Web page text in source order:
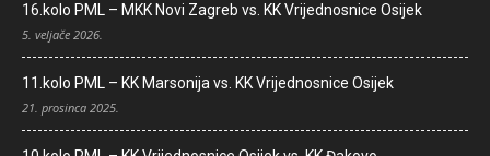
16.kolo PML – MKK Novi Zagreb vs. KK Vrijednosnice Osijek
5. veljače 2026.
11.kolo PML – KK Marsonija vs. KK Vrijednosnice Osijek
21. prosinca 2025.